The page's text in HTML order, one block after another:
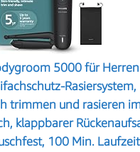
5000 für
Rasiersystem,
trimmen und rasieren
klappbarer
100 Min.